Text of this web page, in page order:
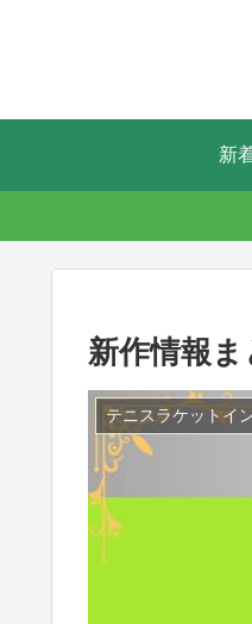
新
新作情報
テニスラケットイ